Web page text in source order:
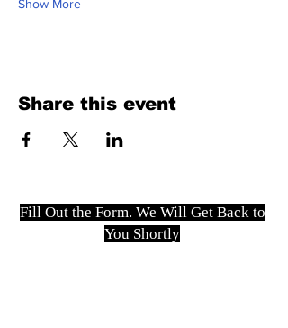
Show More
Share this event
Fill Out the Form. We Will Get Back to
You Shortly